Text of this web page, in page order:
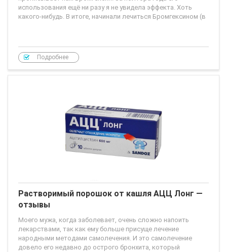
использования ещё ни разу я не увидела эффекта. Хоть
какого-нибудь. В итоге, начинали лечиться Бромгексином (в
Подробнее
Растворимый порошок от кашля АЦЦ Лонг —
отзывы
Моего мужа, когда заболевает, очень сложно напоить
лекарствами, так как ему больше присуще лечение
народными методами самолечения. И это самолечение
довело его недавно до острого бронхита, который